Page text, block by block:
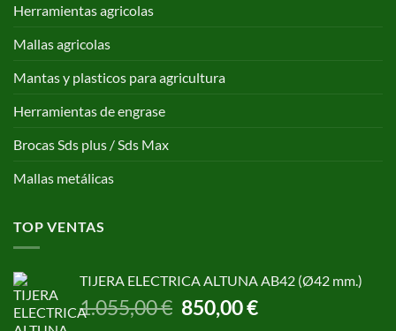
Herramientas agricolas
Mallas agricolas
Mantas y plasticos para agricultura
Herramientas de engrase
Brocas Sds plus / Sds Max
Mallas metálicas
TOP VENTAS
TIJERA ELECTRICA ALTUNA AB42 (Ø42 mm.)
1.055,00€ El
precio
850,00€El